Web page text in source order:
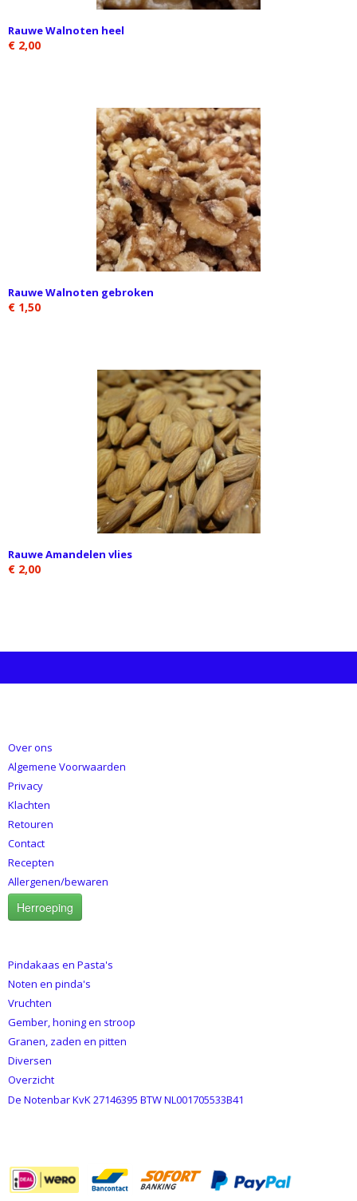
Rauwe Walnoten heel
€ 2,00
Rauwe Walnoten gebroken
€ 1,50
Rauwe Amandelen vlies
€ 2,00
Over ons
Algemene Voorwaarden
Privacy
Klachten
Retouren
Contact
Recepten
Allergenen/bewaren
Herroeping
Pindakaas en Pasta's
Noten en pinda's
Vruchten
Gember, honing en stroop
Granen, zaden en pitten
Diversen
Overzicht
De Notenbar KvK 27146395 BTW NL001705533B41